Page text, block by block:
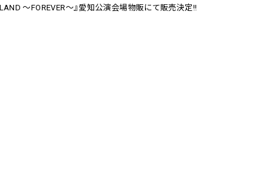
～FOREVER～』愛知公演会場物販にて販売決定!!